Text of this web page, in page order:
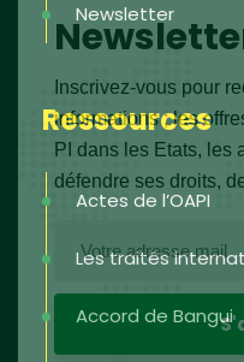
Newsletter
Ressources
Actes de l’OAPI
Les traités
Accord de Bangui
Inscrivez-vous pour
informations ; les
PI dans les Etats, les
défendre ses droits,